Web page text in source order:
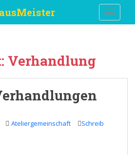
Verhandlung
Ateliergemeinschaft
Schreib